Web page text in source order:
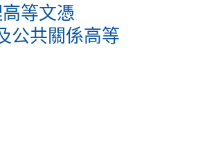
等文憑
公共關係高等